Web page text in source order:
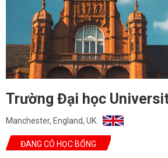
Trường Đại học
Manchester, England, UK.
ĐANG CÓ HỌC BỔNG